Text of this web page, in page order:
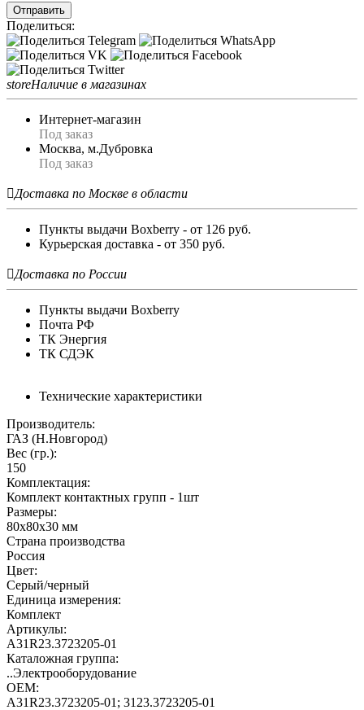
Отправить
Поделиться:
storeНаличие в магазинах
Интернет-магазин
Под заказ
Москва, м.Дубровка
Под заказ
Доставка по Москве в области
Пункты выдачи Boxberry - от 126 руб.
Курьерская доставка - от 350 руб.
Доставка по России
Пункты выдачи Boxberry
Почта РФ
ТК Энергия
ТК СДЭК
Технические характеристики
Производитель:
ГАЗ (Н.Новгород)
Вес (гр.):
150
Комплектация:
Комплект контактных групп - 1шт
Размеры:
80x80x30 мм
Страна производства
Россия
Цвет:
Серый/черный
Единица измерения:
Комплект
Артикулы:
А31R23.3723205-01
Каталожная группа:
..Электрооборудование
OEM:
А31R23.3723205-01; 3123.3723205-01